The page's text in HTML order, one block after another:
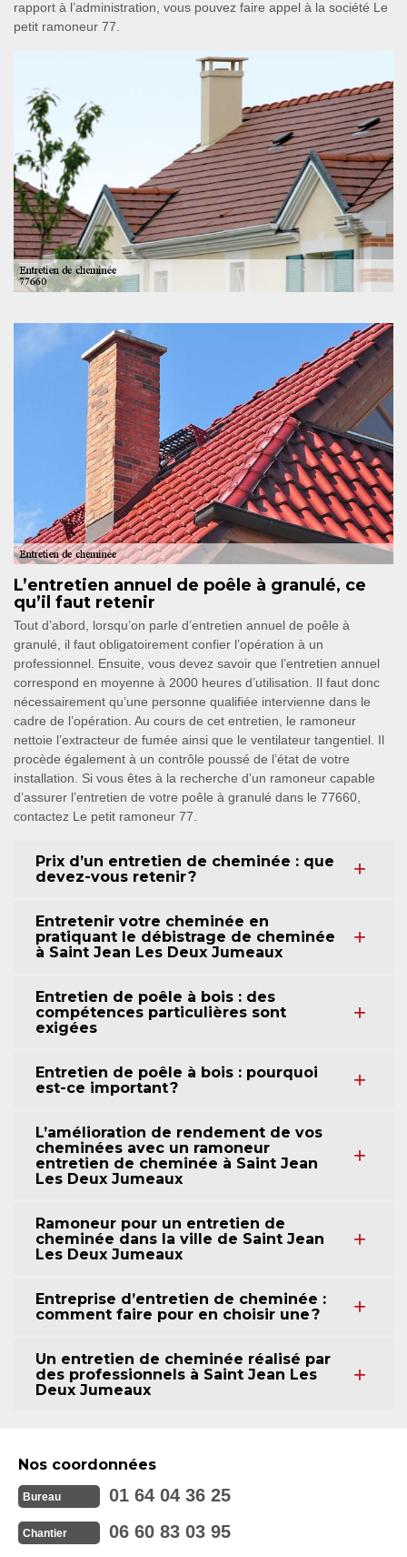
rapport à l’administration, vous pouvez faire appel à la société Le
petit ramoneur 77.
L’entretien annuel de poêle à granulé, ce
qu’il faut retenir
Tout d’abord, lorsqu’on parle d’entretien annuel de poêle à
granulé, il faut obligatoirement confier l’opération à un
professionnel. Ensuite, vous devez savoir que l’entretien annuel
correspond en moyenne à 2000 heures d’utilisation. Il faut donc
nécessairement qu’une personne qualifiée intervienne dans le
cadre de l’opération. Au cours de cet entretien, le ramoneur
nettoie l’extracteur de fumée ainsi que le ventilateur tangentiel. Il
procède également à un contrôle poussé de l’état de votre
installation. Si vous êtes à la recherche d’un ramoneur capable
d’assurer l’entretien de votre poêle à granulé dans le 77660,
contactez Le petit ramoneur 77.
Prix d’un entretien de cheminée : que
devez-vous retenir ?
Entretenir votre cheminée en
pratiquant le débistrage de cheminée
à Saint Jean Les Deux Jumeaux
Entretien de poêle à bois : des
compétences particulières sont
exigées
Entretien de poêle à bois : pourquoi
est-ce important ?
L’amélioration de rendement de vos
cheminées avec un ramoneur
entretien de cheminée à Saint Jean
Les Deux Jumeaux
Ramoneur pour un entretien de
cheminée dans la ville de Saint Jean
Les Deux Jumeaux
Entreprise d’entretien de cheminée :
comment faire pour en choisir une ?
Un entretien de cheminée réalisé par
des professionnels à Saint Jean Les
Deux Jumeaux
Nos coordonnées
Bureau 01 64 04 36 25
Chantier 06 60 83 03 95